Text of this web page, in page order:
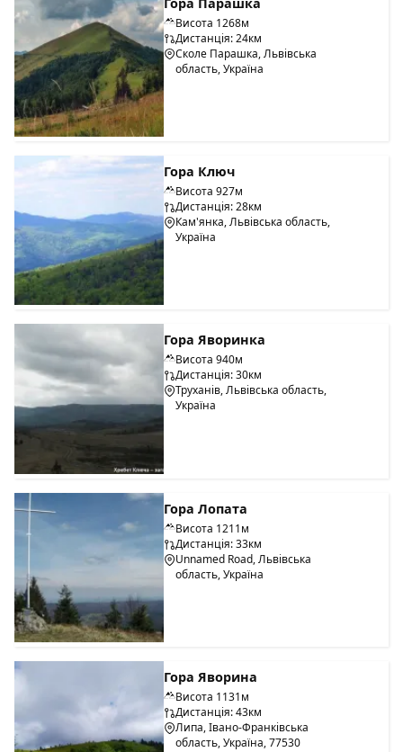
Висота 1268м
Дистанція: 24км
Сколе Парашка, Львівська
область, Україна
Гора Ключ
Висота 927м
Дистанція: 28км
Кам'янка, Львівська область,
Україна
Гора Яворинка
Висота 940м
Дистанція: 30км
Труханів, Львівська область,
Україна
Гора Лопата
Висота 1211м
Дистанція: 33км
Unnamed Road, Львівська
область, Україна
Гора Яворина
Висота 1131м
Дистанція: 43км
Липа, Івано-Франківська
область, Україна, 77530